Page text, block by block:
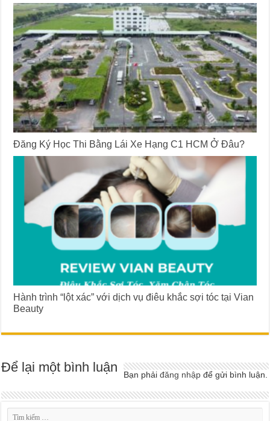
Đăng Ký Học Thi Bằng Lái Xe Hạng C1 HCM Ở Đâu?
Hành trình “lột xác” với dịch vụ điêu khắc sợi tóc tại Vian
Beauty
Để lại một bình luận Bạn phảiđăng nhập để gửi bình luận.